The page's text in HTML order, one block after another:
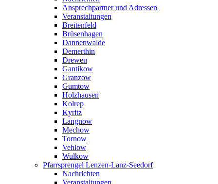
Ansprechpartner und Adressen
Veranstaltungen
Breitenfeld
Brüsenhagen
Dannenwalde
Demerthin
Drewen
Gantikow
Granzow
Gumtow
Holzhausen
Kolrep
Kyritz
Langnow
Mechow
Tornow
Vehlow
Wulkow
Pfarrsprengel Lenzen-Lanz-Seedorf
Nachrichten
Veranstaltungen